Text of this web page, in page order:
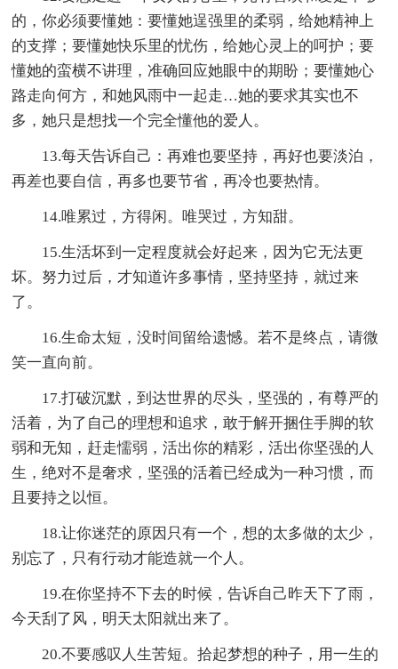
的，你必须要懂她：要懂她逞强里的柔弱，给她精神上
的支撑；要懂她快乐里的忧伤，给她心灵上的呵护；要
懂她的蛮横不讲理，准确回应她眼中的期盼；要懂她心
路走向何方，和她风雨中一起走…她的要求其实也不
多，她只是想找一个完全懂他的爱人。
13.每天告诉自己：再难也要坚持，再好也要淡泊，
再差也要自信，再多也要节省，再冷也要热情。
14.唯累过，方得闲。唯哭过，方知甜。
15.生活坏到一定程度就会好起来，因为它无法更
坏。努力过后，才知道许多事情，坚持坚持，就过来
了。
16.生命太短，没时间留给遗憾。若不是终点，请微
笑一直向前。
17.打破沉默，到达世界的尽头，坚强的，有尊严的
活着，为了自己的理想和追求，敢于解开捆住手脚的软
弱和无知，赶走懦弱，活出你的精彩，活出你坚强的人
生，绝对不是奢求，坚强的活着已经成为一种习惯，而
且要持之以恒。
18.让你迷茫的原因只有一个，想的太多做的太少，
别忘了，只有行动才能造就一个人。
19.在你坚持不下去的时候，告诉自己昨天下了雨，
今天刮了风，明天太阳就出来了。
20.不要感叹人生苦短。拾起梦想的种子，用一生的